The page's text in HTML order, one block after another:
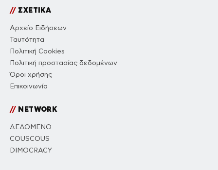
//ΣΧΕΤΙΚΑ
Αρχείο Ειδήσεων
Ταυτότητα
Πολιτική Cookies
Πολιτική προστασίας δεδομένων
Όροι χρήσης
Επικοινωνία
//NETWORK
ΔΕΔΟΜΕΝΟ
COUSCOUS
DIMOCRACY